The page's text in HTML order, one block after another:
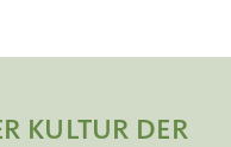
KULTUR DER